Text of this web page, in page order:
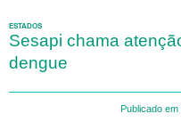
ESTADOS
Sesapi chama
dengue
Publicado em